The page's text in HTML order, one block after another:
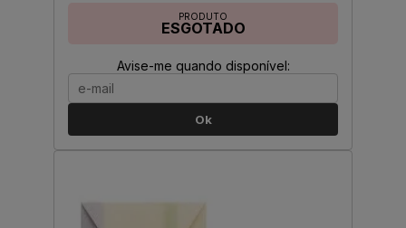
PRODUTO
ESGOTADO
Avise-me quando disponível:
Ok